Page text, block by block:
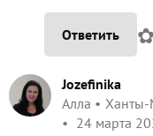
Ответить ✿
Jozefinika
Алла
Ханты-
24 марта